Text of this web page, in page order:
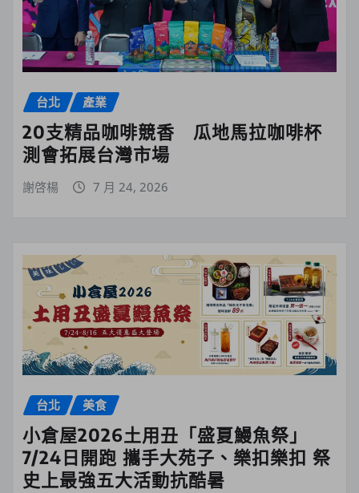
台北 產業
20支精品咖啡競香 瓜地馬拉咖啡杯
測會拓展台灣市場
謝啓楊 7 月 24, 2026
台北 美食
小倉屋2026土用丑「盛夏鰻魚祭」
7/24日開跑 攜手大苑子、樂扣樂扣 祭
史上最強五大活動抗酷暑